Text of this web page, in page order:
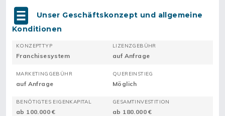
Unser Geschäftskonzept und allgemeine
Konditionen
KONZEPTTYP
Franchisesystem
LIZENZGEBÜHR
auf Anfrage
MARKETINGGEBÜHR
auf Anfrage
QUEREINSTIEG
Möglich
BENÖTIGTES EIGENKAPITAL
ab 100.000 €
GESAMTINVESTITION
ab 180.000 €